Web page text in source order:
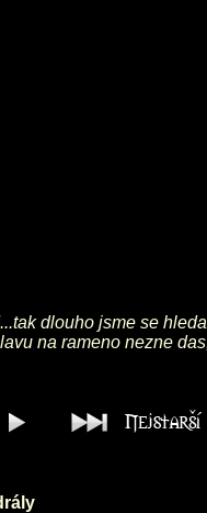
dlouho jsme se
na rameno nezne